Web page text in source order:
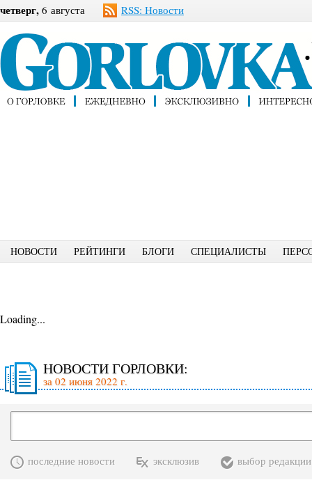
четверг, 6 августа RSS: Новости
НОВОСТИ РЕЙТИНГИ БЛОГИ СПЕЦИАЛИСТЫ
Loading...
НОВОСТИ ГОРЛОВКИ:
за 02 июня 2022 г.
последние новости эксклюзив выбор редакции